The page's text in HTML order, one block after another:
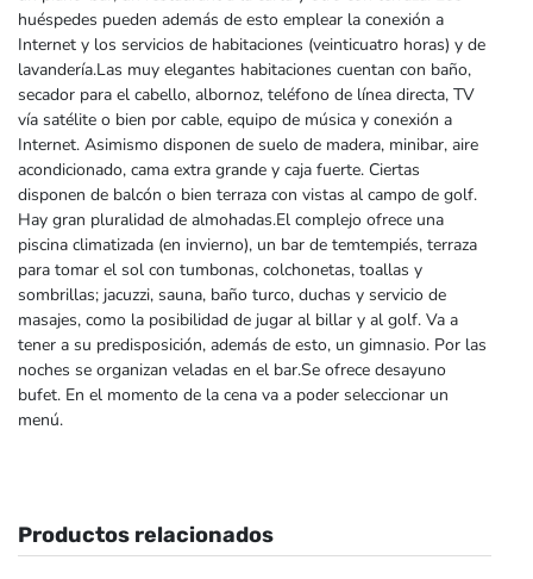
huéspedes pueden además de esto emplear la conexión a
Internet y los servicios de habitaciones (veinticuatro horas) y de
lavandería.Las muy elegantes habitaciones cuentan con baño,
secador para el cabello, albornoz, teléfono de línea directa, TV
vía satélite o bien por cable, equipo de música y conexión a
Internet. Asimismo disponen de suelo de madera, minibar, aire
acondicionado, cama extra grande y caja fuerte. Ciertas
disponen de balcón o bien terraza con vistas al campo de golf.
Hay gran pluralidad de almohadas.El complejo ofrece una
piscina climatizada (en invierno), un bar de temtempiés, terraza
para tomar el sol con tumbonas, colchonetas, toallas y
sombrillas; jacuzzi, sauna, baño turco, duchas y servicio de
masajes, como la posibilidad de jugar al billar y al golf. Va a
tener a su predisposición, además de esto, un gimnasio. Por las
noches se organizan veladas en el bar.Se ofrece desayuno
bufet. En el momento de la cena va a poder seleccionar un
menú.
Productos relacionados